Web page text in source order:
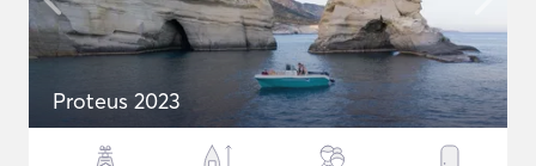
Proteus 2023